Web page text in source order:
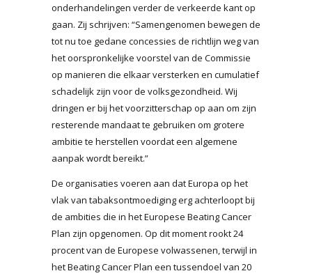
onderhandelingen verder de verkeerde kant op
gaan. Zij schrijven: “Samengenomen bewegen de
tot nu toe gedane concessies de richtlijn weg van
het oorspronkelijke voorstel van de Commissie
op manieren die elkaar versterken en cumulatief
schadelijk zijn voor de volksgezondheid. Wij
dringen er bij het voorzitterschap op aan om zijn
resterende mandaat te gebruiken om grotere
ambitie te herstellen voordat een algemene
aanpak wordt bereikt.”
De organisaties voeren aan dat Europa op het
vlak van tabaksontmoediging erg achterloopt bij
de ambities die in het Europese Beating Cancer
Plan zijn opgenomen. Op dit moment rookt 24
procent van de Europese volwassenen, terwijl in
het Beating Cancer Plan een tussendoel van 20